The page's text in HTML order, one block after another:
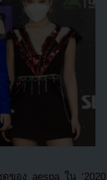
ของ aespa ใน ‘2020